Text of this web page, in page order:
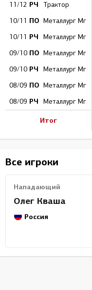
11/12 РЧ Трактор
10/11 ПО Металлург Мг
10/11 РЧ Металлург Мг
09/10 ПО Металлург Мг
09/10 РЧ Металлург Мг
08/09 ПО Металлург Мг
08/09 РЧ Металлург Мг
Итог
Все игроки
Нападающий
Олег Кваша
Россия